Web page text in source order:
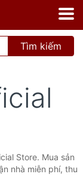
Tìm kiếm
Store. Mua sản
nhà miễn phí, thu